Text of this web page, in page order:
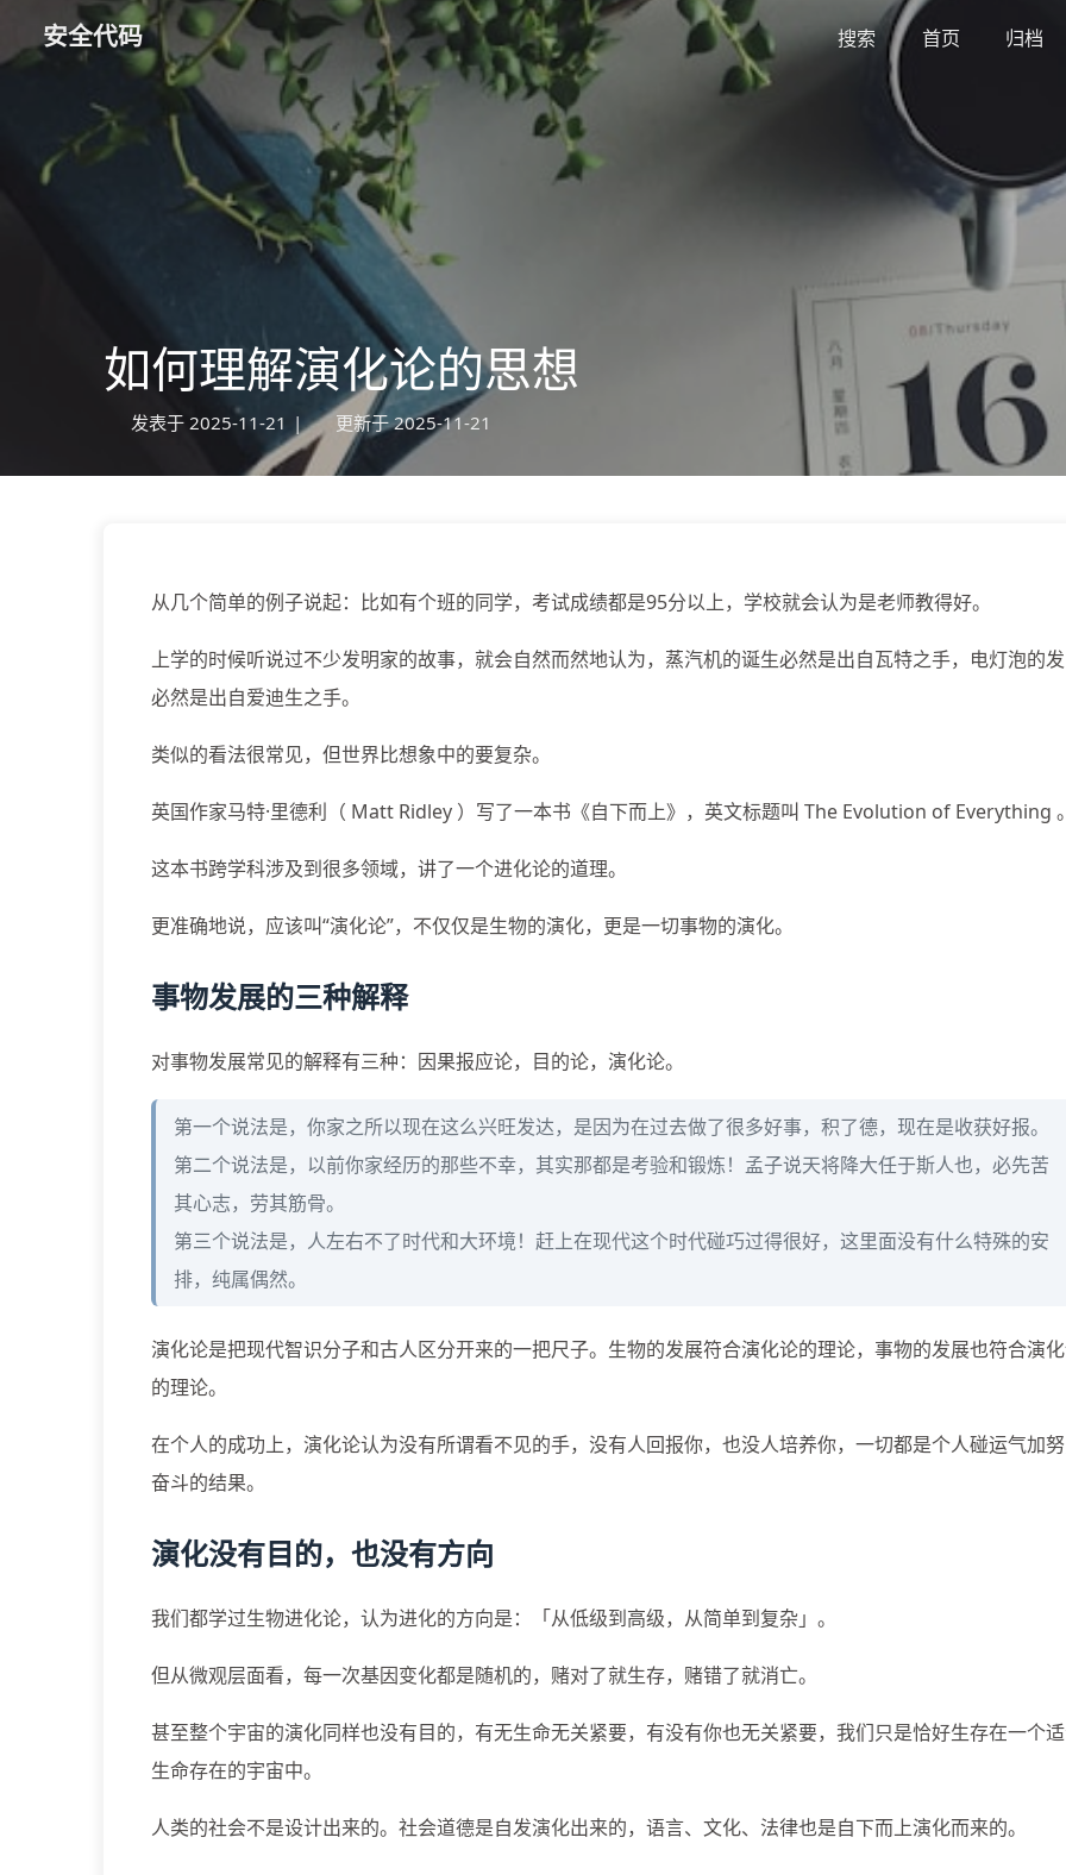
安全代码 搜索 首页 归档
如何理解演化论的思想
发表于 2025-11-21 | 更新于 2025-11-21
从几个简单的例子说起：比如有个班的同学，考试成绩都是95分以上，学校就会认为是老师教得好。
上学的时候听说过不少发明家的故事，就会自然而然地认为，蒸汽机的诞生必然是出自瓦特之手，电灯泡的
必然是出自爱迪生之手。
类似的看法很常见，但世界比想象中的要复杂。
英国作家马特·里德利（ Matt Ridley ）写了一本书《自下而上》，英文标题叫 The Evolution of Everything
这本书跨学科涉及到很多领域，讲了一个进化论的道理。
更准确地说，应该叫“演化论”，不仅仅是生物的演化，更是一切事物的演化。
事物发展的三种解释
对事物发展常见的解释有三种：因果报应论，目的论，演化论。
第一个说法是，你家之所以现在这么兴旺发达，是因为在过去做了很多好事，积了德，现在是收获好报。
第二个说法是，以前你家经历的那些不幸，其实那都是考验和锻炼！孟子说天将降大任于斯人也，必先苦
其心志，劳其筋骨。
第三个说法是，人左右不了时代和大环境！赶上在现代这个时代碰巧过得很好，这里面没有什么特殊的安
排，纯属偶然。
演化论是把现代智识分子和古人区分开来的一把尺子。生物的发展符合演化论的理论，事物的发展也符合演
的理论。
在个人的成功上，演化论认为没有所谓看不见的手，没有人回报你，也没人培养你，一切都是个人碰运气加
奋斗的结果。
演化没有目的，也没有方向
我们都学过生物进化论，认为进化的方向是：「从低级到高级，从简单到复杂」。
但从微观层面看，每一次基因变化都是随机的，赌对了就生存，赌错了就消亡。
甚至整个宇宙的演化同样也没有目的，有无生命无关紧要，有没有你也无关紧要，我们只是恰好生存在一个
生命存在的宇宙中。
人类的社会不是设计出来的。社会道德是自发演化出来的，语言、文化、法律也是自下而上演化而来的。